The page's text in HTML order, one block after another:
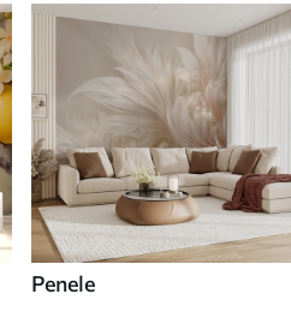
Penele